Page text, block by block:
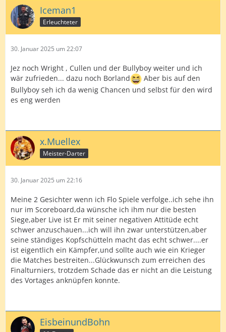
Iceman1
Erleuchteter
30. Januar 2025 um 22:07
Jez noch Wright , Cullen und der Bullyboy weiter und ich
wär zufrieden... dazu noch Borland
Aber bis auf den
Bullyboy seh ich da wenig Chancen und selbst für den wird
es eng werden
x.Muellex
Meister-Darter
30. Januar 2025 um 22:16
Meine 2 Gesichter wenn ich Flo Spiele verfolge..ich sehe ihn
nur im Scoreboard,da wünsche ich ihm nur die besten
Siege,aber Live ist Er mit seiner negativen Attitüde echt
schwer anzuschauen...ich will ihn zwar unterstützen,aber
seine ständiges Kopfschütteln macht das echt schwer....er
ist eigentlich ein Kämpfer,und sollte auch wie ein Krieger
die Matches bestreiten...Glückwunsch zum erreichen des
Finalturniers, trotzdem Schade das er nicht an die Leistung
des Vortages anknüpfen konnte.
EisbeinundBohn